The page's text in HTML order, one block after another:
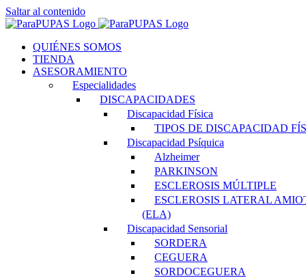
Saltar al contenido
QUIÉNES SOMOS
TIENDA
ASESORAMIENTO
Especialidades
DISCAPACIDADES
Discapacidad Física
TIPOS DE DISCAPACIDAD
Discapacidad Psíquica
Alzheimer
PARKINSON
ESCLEROSIS MÚLTIPLE
ESCLEROSIS LATERAL
(ELA)
Discapacidad Sensorial
SORDERA
CEGUERA
SORDOCEGUERA